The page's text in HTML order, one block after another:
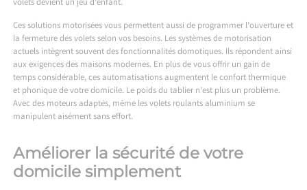
volets devient un jeu d’enfant.
Ces solutions motorisées vous permettent aussi de programmer l’ouverture et
la fermeture des volets selon vos besoins. Les systèmes de motorisation
actuels intègrent souvent des fonctionnalités domotiques. Ils répondent ainsi
aux exigences des maisons modernes. En plus de vous offrir un gain de
temps considérable, ces automatisations augmentent le confort thermique
et phonique de votre domicile. Le poids du tablier n’est plus un problème.
Avec des moteurs adaptés, même les volets roulants aluminium se
manipulent aisément sans effort.
Améliorer la sécurité de votre
domicile simplement